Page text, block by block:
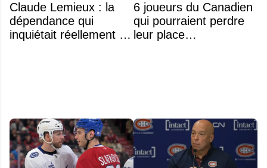
Claude Lemieux : la
dépendance qui
inquiétait réellement sa
6 joueurs du Canadien
qui pourraient perdre
leur place